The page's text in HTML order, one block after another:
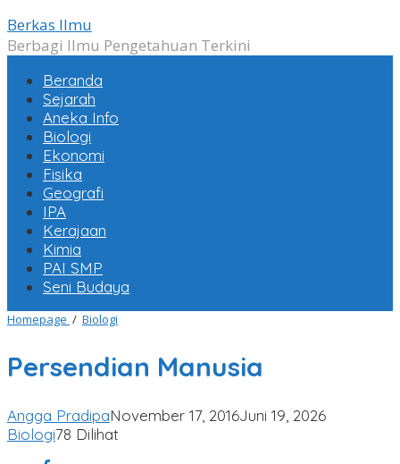
Berkas Ilmu
Berbagi Ilmu Pengetahuan Terkini
Beranda
Sejarah
Aneka Info
Biologi
Ekonomi
Fisika
Geografi
IPA
Kerajaan
Kimia
PAI SMP
Seni Budaya
Homepage / Biologi
Persendian Manusia
Angga PradipaNovember 17, 2016Juni 19, 2026
Biologi78 Dilihat